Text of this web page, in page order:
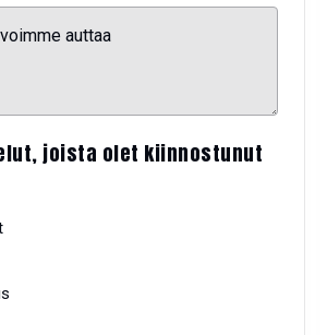
joista olet kiinnostunut